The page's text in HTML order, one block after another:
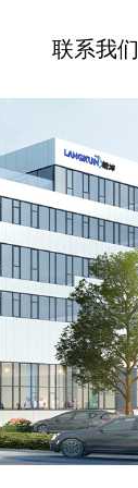
联系我们